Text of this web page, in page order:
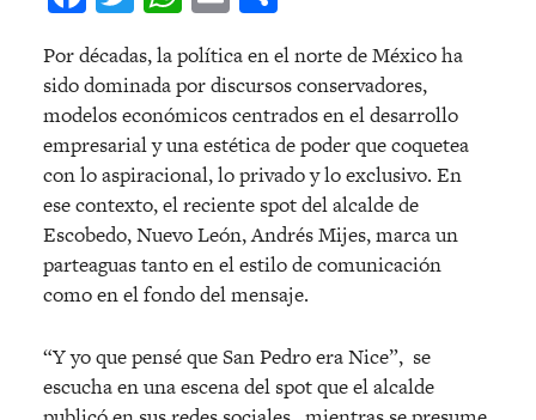
Por décadas, la política en el norte de México ha
sido dominada por discursos conservadores,
modelos económicos centrados en el desarrollo
empresarial y una estética de poder que coquetea
con lo aspiracional, lo privado y lo exclusivo. En
ese contexto, el reciente spot del alcalde de
Escobedo, Nuevo León, Andrés Mijes, marca un
parteaguas tanto en el estilo de comunicación
como en el fondo del mensaje.
“Y yo que pensé que San Pedro era Nice”, se
escucha en una escena del spot que el alcalde